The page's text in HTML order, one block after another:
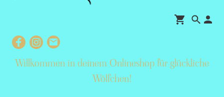
Willkommen in deinem Onlineshop für glückliche
Wölfchen!